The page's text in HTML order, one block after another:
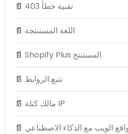
📄 تقنية خطأ 403
📄 اللغة المستنتجة
📄 Shopify Plus المستنتج
📄 تتبع الروابط
📄 مالك كتلة IP
📄 الويب مع الذكاء الاصطناعي